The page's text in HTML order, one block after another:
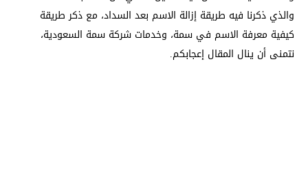
والذي ذكرنا فيه طريقة إزالة الاسم بعد السداد، مع ذكر طريقة
كيفية معرفة الاسم في سمة، وخدمات شركة سمة السعودية،
نتمنى أن ينال المقال إعجابكم.